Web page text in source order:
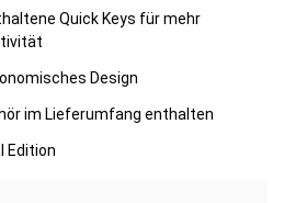
Quick Keys für mehr
Design
im Lieferumfang enthalten
Edition